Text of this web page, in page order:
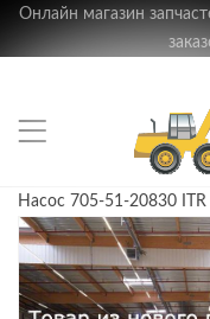
Онлайн магазин
Насос 705-51-20830